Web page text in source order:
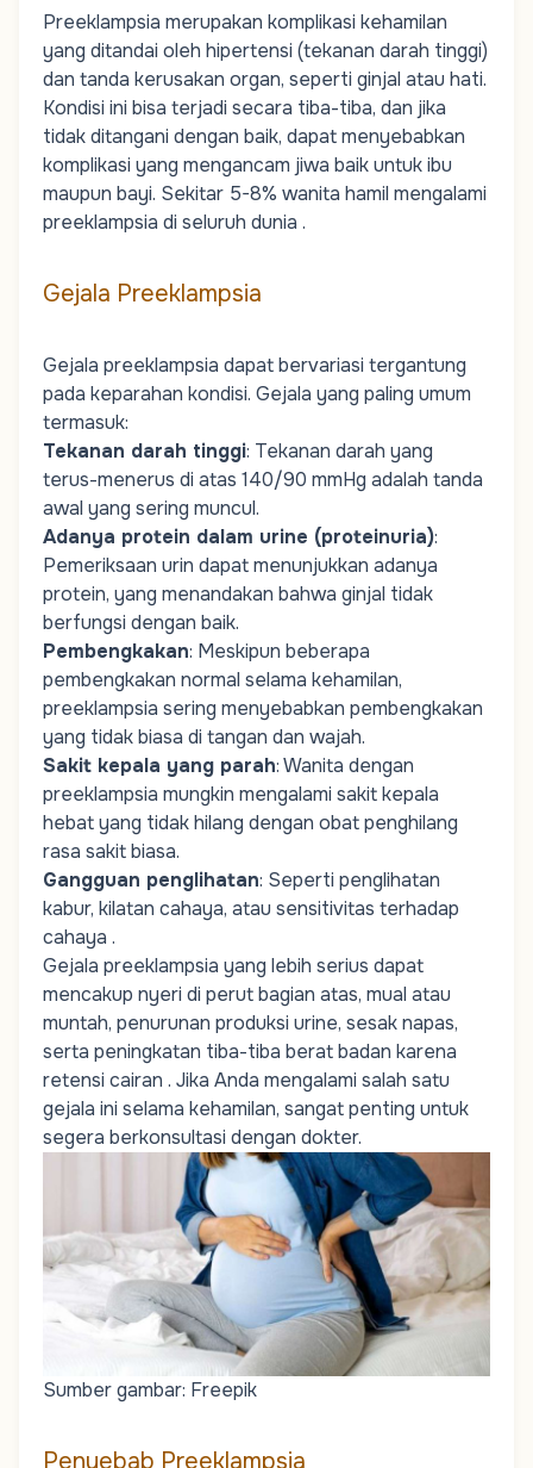
Preeklampsia merupakan komplikasi kehamilan
yang ditandai oleh hipertensi (tekanan darah tinggi)
dan tanda kerusakan organ, seperti ginjal atau hati.
Kondisi ini bisa terjadi secara tiba-tiba, dan jika
tidak ditangani dengan baik, dapat menyebabkan
komplikasi yang mengancam jiwa baik untuk ibu
maupun bayi. Sekitar 5-8% wanita hamil mengalami
preeklampsia di seluruh dunia .
Gejala Preeklampsia
Gejala preeklampsia dapat bervariasi tergantung
pada keparahan kondisi. Gejala yang paling umum
termasuk:
Tekanan darah tinggi: Tekanan darah yang
terus-menerus di atas 140/90 mmHg adalah tanda
awal yang sering muncul.
Adanya protein dalam urine (proteinuria):
Pemeriksaan urin dapat menunjukkan adanya
protein, yang menandakan bahwa ginjal tidak
berfungsi dengan baik.
Pembengkakan: Meskipun beberapa
pembengkakan normal selama kehamilan,
preeklampsia sering menyebabkan pembengkakan
yang tidak biasa di tangan dan wajah.
Sakit kepala yang parah: Wanita dengan
preeklampsia mungkin mengalami sakit kepala
hebat yang tidak hilang dengan obat penghilang
rasa sakit biasa.
Gangguan penglihatan: Seperti penglihatan
kabur, kilatan cahaya, atau sensitivitas terhadap
cahaya .
Gejala preeklampsia yang lebih serius dapat
mencakup nyeri di perut bagian atas, mual atau
muntah, penurunan produksi urine, sesak napas,
serta peningkatan tiba-tiba berat badan karena
retensi cairan . Jika Anda mengalami salah satu
gejala ini selama kehamilan, sangat penting untuk
segera berkonsultasi dengan dokter.
Sumber gambar: Freepik
Penyebab Preeklampsia